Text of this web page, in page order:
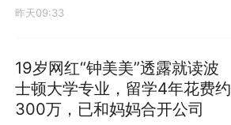
昨天09:33
19岁网红“钟美美”透露就读波
士顿大学专业，留学4年花费约
300万，已和妈妈合开公司